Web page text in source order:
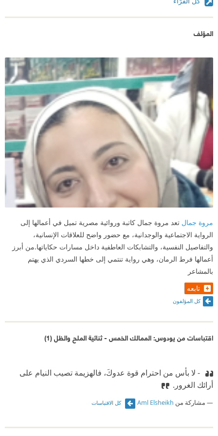
المؤلف
مروة جمال تعد مروة جمال كاتبة وروائية مصرية تميل في أعمالها إلى
الرواية الاجتماعية والوجدانية، مع حضور واضح للعلاقات الإنسانية،
والتفاصيل النفسية، والتشابكات العاطفية داخل مسارات حكاياتها.من أبرز
أعمالها فرط الرمان، وهي رواية تنتمي إلى خطها السردي الذي يهتم
بالمشاعر
تابعه
كل المؤلفون
اقتباسات من يودوس: الممالك الخمس - ثنائية الملح والظل (1)
‫ - لا بأس من احترام قوة عدوكَ، فالهزيمة تصيب النيام على
أرائك الغرور.
مشاركة من Aml Elsheikh كل الاقتباسات